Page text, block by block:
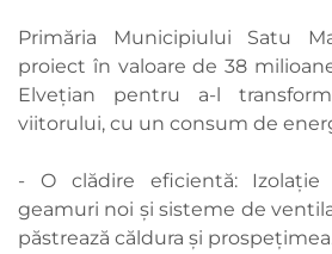
Primăria Municipiului Satu
proiect în valoare de 38
Elvețian pentru a-l
viitorului, cu un consum de
- O clădire eficientă: Izolație
geamuri noi și sisteme de
păstrează căldura și